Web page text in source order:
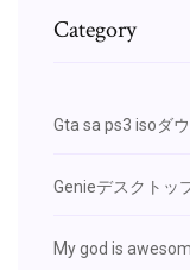
Category
Gta sa ps3 isoダ
Genieデスクトッ
My god is